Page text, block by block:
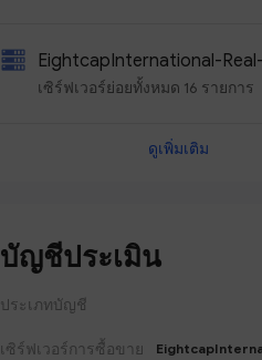
EightcapInternational-
เซิร์ฟเวอร์ย่อยทั้งหมด 16 รายการ
EightcapInternational-Real2
ดูเพิ่มเติม
บัญชีประเมิน
ประเภทบัญชี
เซิร์ฟเวอร์การซื้อขาย